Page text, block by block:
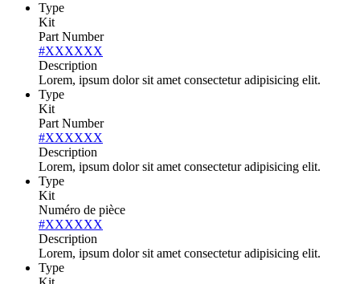
Type
Kit
Part Number
#XXXXXX
Description
Lorem, ipsum dolor sit amet consectetur adipisicing elit.
Type
Kit
Part Number
#XXXXXX
Description
Lorem, ipsum dolor sit amet consectetur adipisicing elit.
Type
Kit
Numéro de pièce
#XXXXXX
Description
Lorem, ipsum dolor sit amet consectetur adipisicing elit.
Type